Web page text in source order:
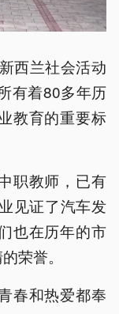
西兰社会活动
有着80多年历
教育的重要标
职教师，已有
见证了汽车发
也在历年的市
荣誉。
春和热爱都奉